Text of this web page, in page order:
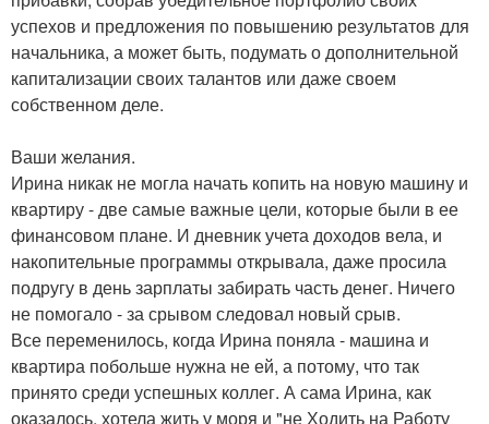
успехов и предложения по повышению результатов для
начальника, а может быть, подумать о дополнительной
капитализации своих талантов или даже своем
собственном деле.
Ваши желания.
Ирина никак не могла начать копить на новую машину и
квартиру - две самые важные цели, которые были в ее
финансовом плане. И дневник учета доходов вела, и
накопительные программы открывала, даже просила
подругу в день зарплаты забирать часть денег. Ничего
не помогало - за срывом следовал новый срыв.
Все переменилось, когда Ирина поняла - машина и
квартира побольше нужна не ей, а потому, что так
принято среди успешных коллег. А сама Ирина, как
оказалось, хотела жить у моря и "не Ходить на Работу